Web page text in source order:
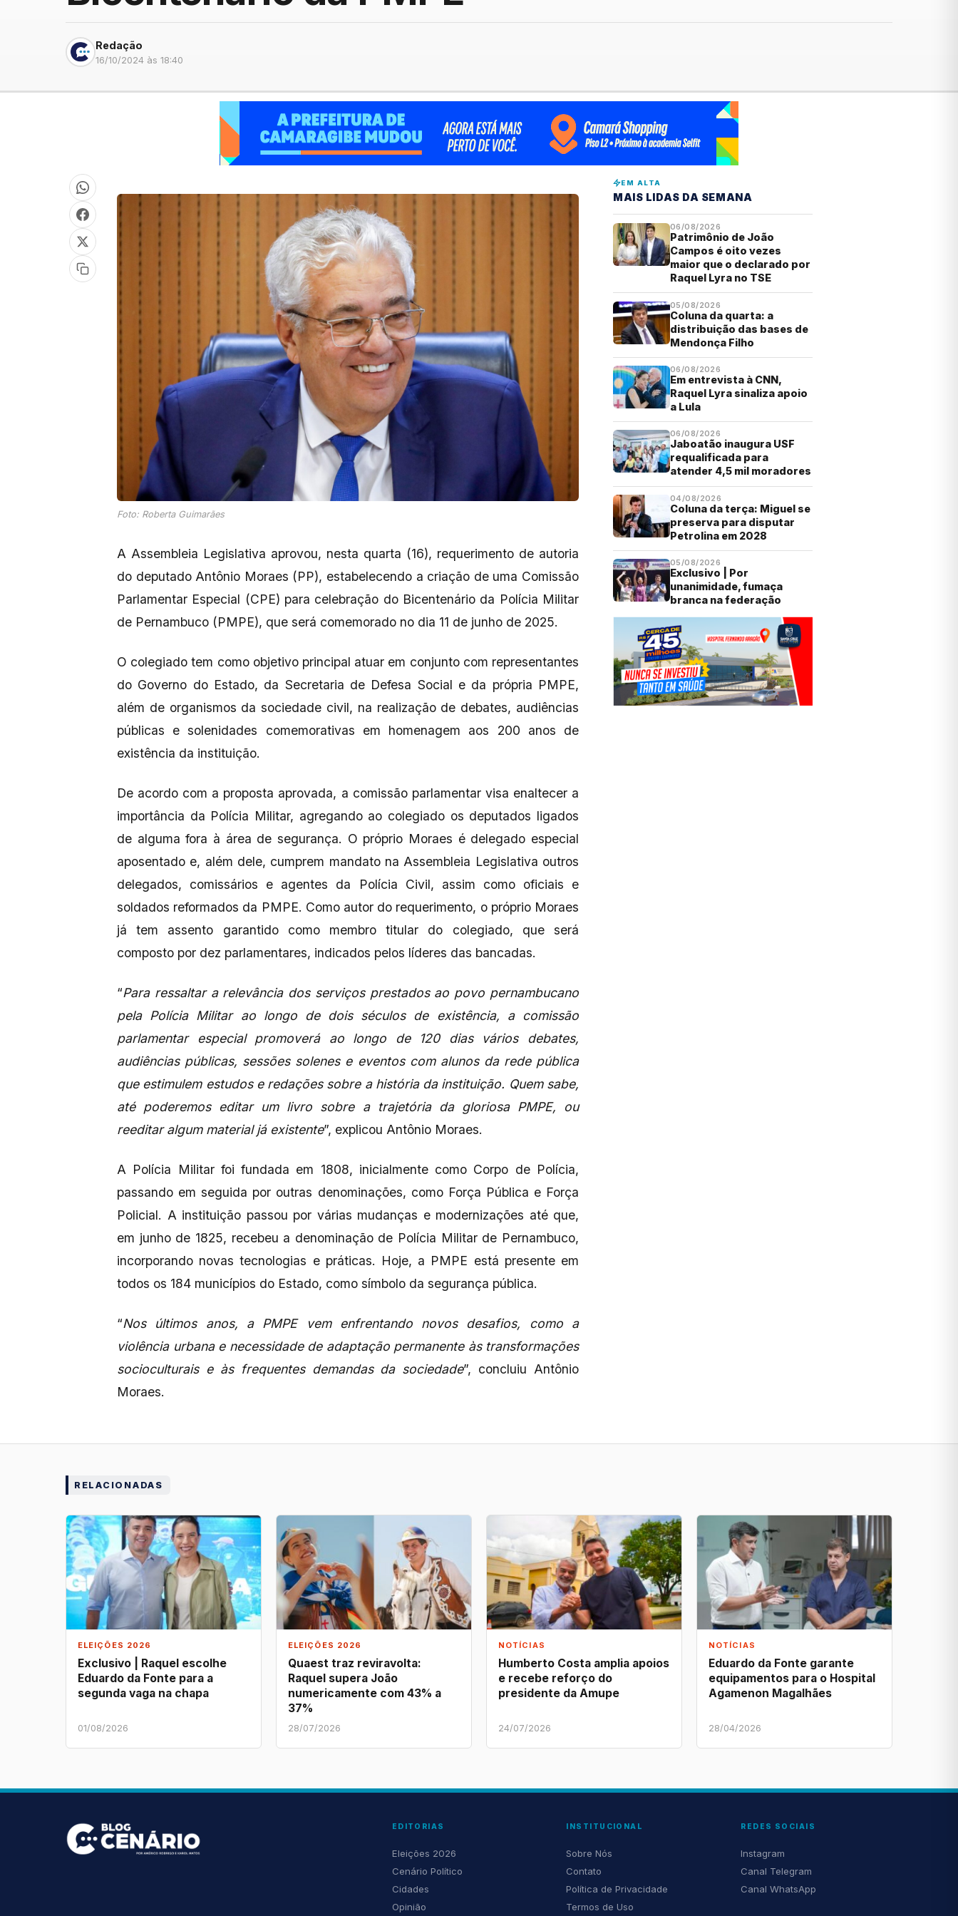
Redação
16/10/2024 às 18:40
Foto: Roberta Guimarães
A Assembleia Legislativa aprovou, nesta quarta (16), requerimento de autoria
do deputado Antônio Moraes (PP), estabelecendo a criação de uma Comissão
Parlamentar Especial (CPE) para celebração do Bicentenário da Polícia Militar
de Pernambuco (PMPE), que será comemorado no dia 11 de junho de 2025.
O colegiado tem como objetivo principal atuar em conjunto com representantes
do Governo do Estado, da Secretaria de Defesa Social e da própria PMPE,
além de organismos da sociedade civil, na realização de debates, audiências
públicas e solenidades comemorativas em homenagem aos 200 anos de
existência da instituição.
De acordo com a proposta aprovada, a comissão parlamentar visa enaltecer a
importância da Polícia Militar, agregando ao colegiado os deputados ligados
de alguma fora à área de segurança. O próprio Moraes é delegado especial
aposentado e, além dele, cumprem mandato na Assembleia Legislativa outros
delegados, comissários e agentes da Polícia Civil, assim como oficiais e
soldados reformados da PMPE. Como autor do requerimento, o próprio Moraes
já tem assento garantido como membro titular do colegiado, que será
composto por dez parlamentares, indicados pelos líderes das bancadas.
“Para ressaltar a relevância dos serviços prestados ao povo pernambucano
pela Polícia Militar ao longo de dois séculos de existência, a comissão
parlamentar especial promoverá ao longo de 120 dias vários debates,
audiências públicas, sessões solenes e eventos com alunos da rede pública
que estimulem estudos e redações sobre a história da instituição. Quem sabe,
até poderemos editar um livro sobre a trajetória da gloriosa PMPE, ou
reeditar algum material já existente”, explicou Antônio Moraes.
A Polícia Militar foi fundada em 1808, inicialmente como Corpo de Polícia,
passando em seguida por outras denominações, como Força Pública e Força
Policial. A instituição passou por várias mudanças e modernizações até que,
em junho de 1825, recebeu a denominação de Polícia Militar de Pernambuco,
incorporando novas tecnologias e práticas. Hoje, a PMPE está presente em
todos os 184 municípios do Estado, como símbolo da segurança pública.
“Nos últimos anos, a PMPE vem enfrentando novos desafios, como a
violência urbana e necessidade de adaptação permanente às transformações
socioculturais e às frequentes demandas da sociedade”, concluiu Antônio
Moraes.
EM ALTA
MAIS LIDAS DA SEMANA
06/08/2026
Patrimônio de João
Campos é oito vezes
maior que o declarado por
Raquel Lyra no TSE
05/08/2026
Coluna da quarta: a
distribuição das bases de
Mendonça Filho
06/08/2026
Em entrevista à CNN,
Raquel Lyra sinaliza apoio
a Lula
06/08/2026
Jaboatão inaugura USF
requalificada para
atender 4,5 mil moradores
04/08/2026
Coluna da terça: Miguel se
preserva para disputar
Petrolina em 2028
05/08/2026
Exclusivo | Por
unanimidade, fumaça
branca na federação
RELACIONADAS
ELEIÇÕES 2026
Exclusivo | Raquel escolhe
Eduardo da Fonte para a
segunda vaga na chapa
01/08/2026
ELEIÇÕES 2026
Quaest traz reviravolta:
Raquel supera João
numericamente com 43% a
37%
28/07/2026
NOTÍCIAS
Humberto Costa amplia apoios
e recebe reforço do
presidente da Amupe
24/07/2026
NOTÍCIAS
Eduardo da Fonte garante
equipamentos para o Hospital
Agamenon Magalhães
28/04/2026
EDITORIAS
Eleições 2026
Cenário Político
Cidades
Opinião
INSTITUCIONAL
Sobre Nós
Contato
Política de Privacidade
Termos de Uso
REDES SOCIAIS
Instagram
Canal Telegram
Canal WhatsApp